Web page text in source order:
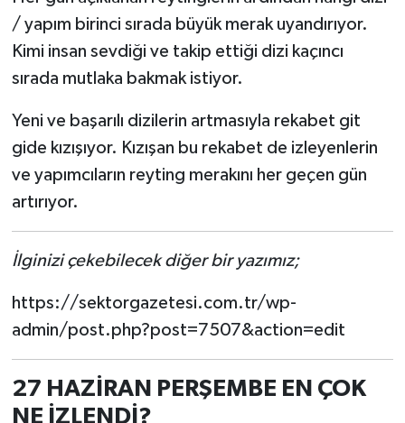
/ yapım birinci sırada büyük merak uyandırıyor.
Kimi insan sevdiği ve takip ettiği dizi kaçıncı
sırada mutlaka bakmak istiyor.
Yeni ve başarılı dizilerin artmasıyla rekabet git
gide kızışıyor. Kızışan bu rekabet de izleyenlerin
ve yapımcıların reyting merakını her geçen gün
artırıyor.
İlginizi çekebilecek diğer bir yazımız;
https://sektorgazetesi.com.tr/wp-
admin/post.php?post=7507&action=edit
27 HAZİRAN PERŞEMBE EN ÇOK
NE İZLENDİ?